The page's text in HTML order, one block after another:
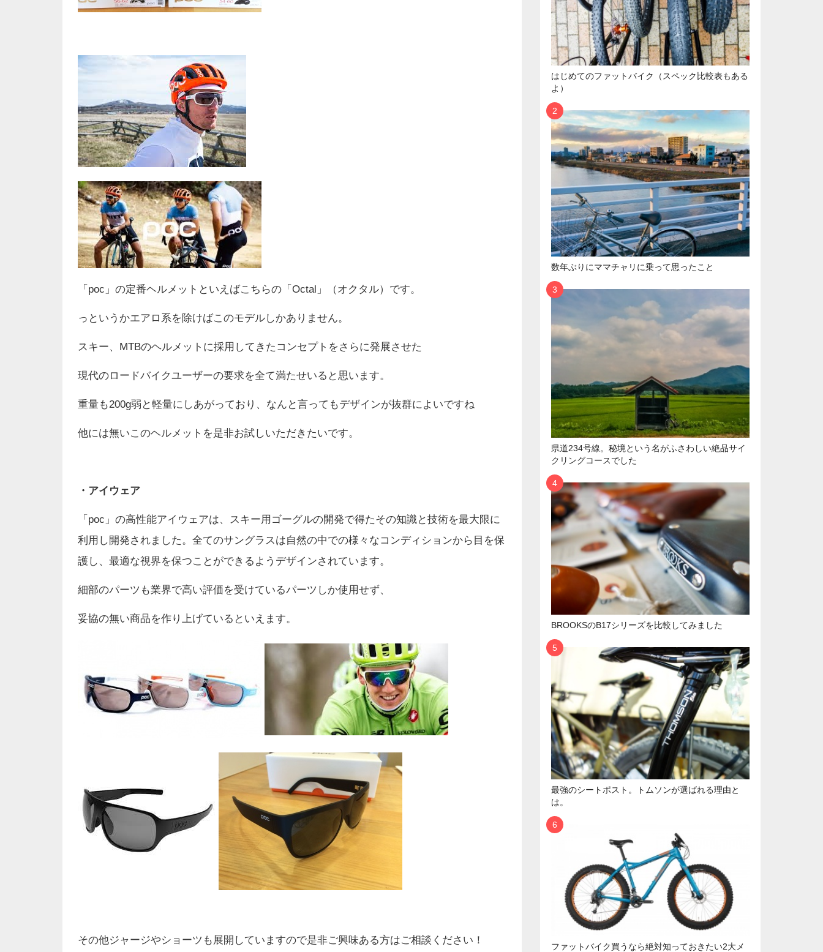
「poc」の定番ヘルメットといえばこちらの「Octal」（オクタル）です。
っというかエアロ系を除けばこのモデルしかありません。
スキー、MTBのヘルメットに採用してきたコンセプトをさらに発展させた
現代のロードバイクユーザーの要求を全て満たせいると思います。
重量も200g弱と軽量にしあがっており、なんと言ってもデザインが抜群によいですね
他には無いこのヘルメットを是非お試しいただきたいです。
・アイウェア
「poc」の高性能アイウェアは、スキー用ゴーグルの開発で得たその知識と技術を最大限に
利用し開発されました。全てのサングラスは自然の中での様々なコンディションから目を保
護し、最適な視界を保つことができるようデザインされています。
細部のパーツも業界で高い評価を受けているパーツしか使用せず、
妥協の無い商品を作り上げているといえます。
その他ジャージやショーツも展開していますので是非ご興味ある方はご相談ください！
はじめてのファットバイク（スペック比較表もある
よ）
数年ぶりにママチャリに乗って思ったこと
県道234号線。秘境という名がふさわしい絶品サイ
クリングコースでした
BROOKSのB17シリーズを比較してみました
最強のシートポスト。トムソンが選ばれる理由と
は。
ファットバイク買うなら絶対知っておきたい2大メ